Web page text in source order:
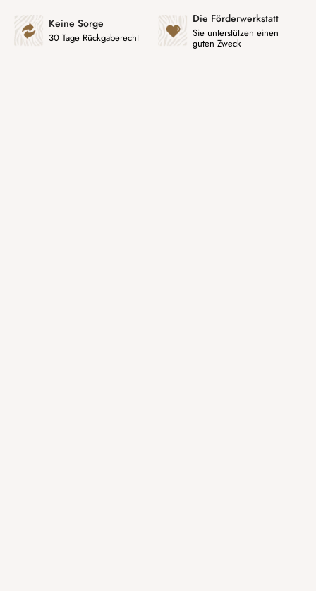
Keine Sorge
30 Tage Rückgaberecht
Die Förderwerkstatt
Sie unterstützen einen
guten Zweck